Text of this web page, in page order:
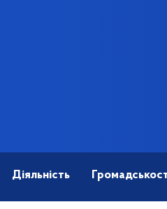
Діяльність